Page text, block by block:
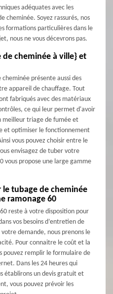
adéquates avec les
cheminée. Soyez rassurés, nos
formations particulières dans le
nous ne vous décevrons pas.
de cheminée à ville} et
présente aussi des
appareil de chauffage. Tout
fabriqués avec des matériaux
ce qui leur permet d'avoir
meilleur triage de fumée et
et optimiser le fonctionnement
vous pouvez choisir entre le
envisagez de tuber votre
vous propose une large gamme
tubage de cheminée
ramonage 60
reste à votre disposition pour
vos besoins d’entretien de
demande, nous prenons le
Pour connaitre le coût et la
pouvez remplir le formulaire de
Dans les 24 heures qui
établirons un devis gratuit et
vous pouvez prévoir les